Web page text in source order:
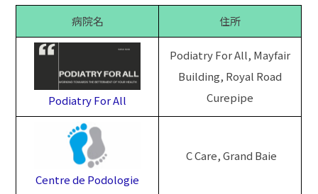
病院名 住所
Podiatry For All
Podiatry For All, Mayfair
Building, Royal Road
Curepipe
Centre de Podologie
C Care, Grand Baie